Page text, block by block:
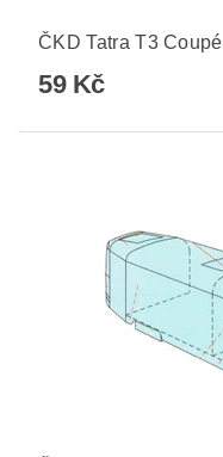
ČKD Tatra T3 Coupé
59 Kč